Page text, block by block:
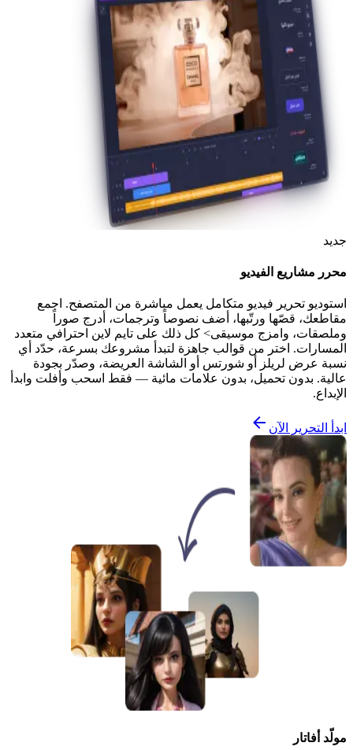
جديد
محرر مشاريع الفيديو
استوديو تحرير فيديو متكامل يعمل مباشرة من المتصفح. اجمع
مقاطعك، قصّها ورتّبها، أضف نصوصاً وترجمات، أدرج صوراً
وملصقات، وامزج موسيقى> كل ذلك على تايم لاين احترافي متعدد
المسارات. اختر من قوالب جاهزة لتبدأ مشروعك بسرعة، حدّد أي
نسبة عرض لريلز أو شورتس أو الشاشة العريضة، وصدّر بجودة
عالية. بدون تحميل، بدون علامات مائية — فقط اسحب وأفلت وابدأ
الإبداع.
ابدأ التحرير الآن
مولّد أفاتار